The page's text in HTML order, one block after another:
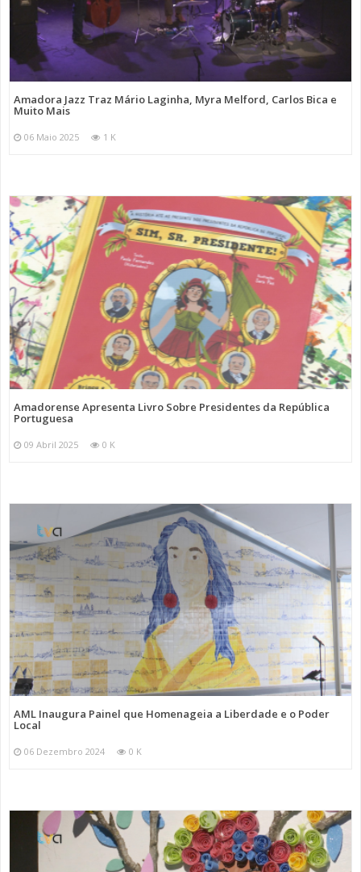
Amadora Jazz Traz Mário Laginha, Myra Melford, Carlos Bica e
Muito Mais
06 Maio 2025 1 K
Amadorense Apresenta Livro Sobre Presidentes da República
Portuguesa
09 Abril 2025 0 K
AML Inaugura Painel que Homenageia a Liberdade e o Poder
Local
06 Dezembro 2024 0 K